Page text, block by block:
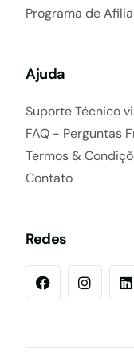
Programa de
Ajuda
Suporte Técnico
FAQ - Perguntas
Termos &
Contato
Redes